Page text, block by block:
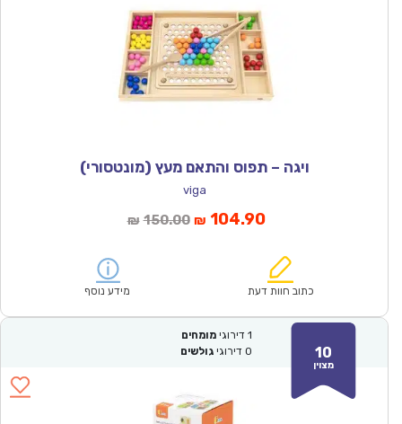
ויגה – תפוס והתאם מעץ (מונטסורי)
viga
₪ 150.00המחיר
₪150.00.
₪ 104.90המחיר
הוא:
כתוב חוות דעת מידע נוסף
10
מצוין
1 דירוגי מומחים
0 דירוגי גולשים